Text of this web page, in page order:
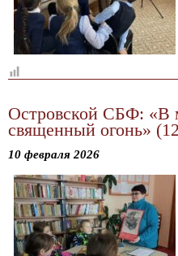
Островской СБФ: «В
священный огонь»
10 февраля 2026